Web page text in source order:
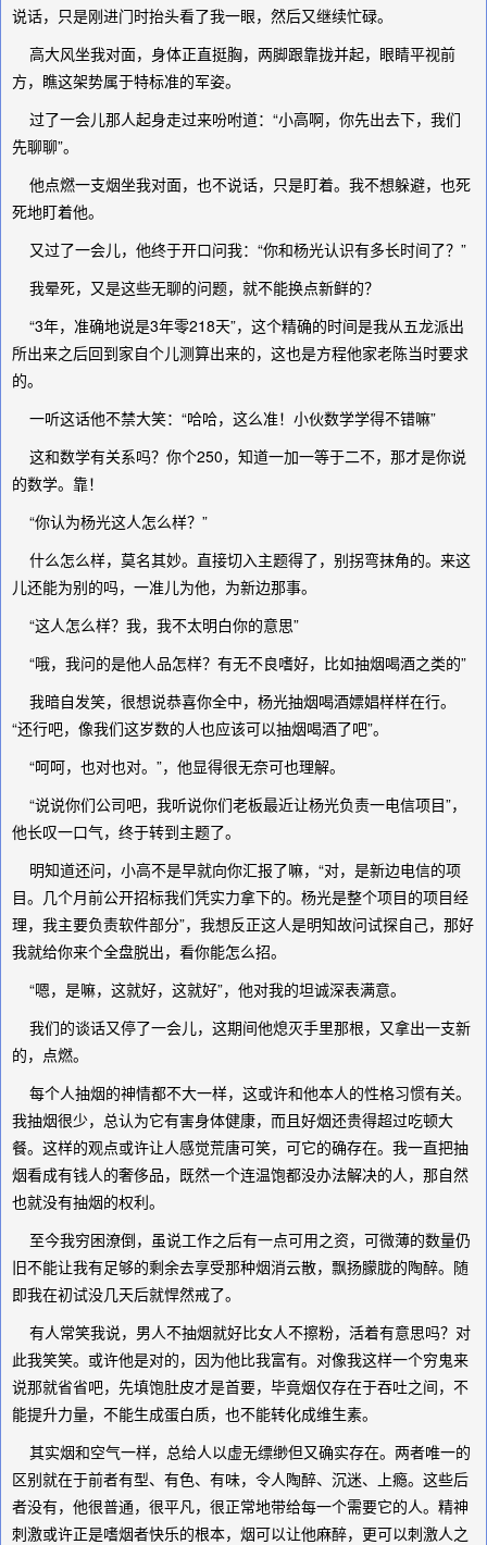
说话，只是刚进门时抬头看了我一眼，然后又继续忙碌。
高大风坐我对面，身体正直挺胸，两脚跟靠拢并起，眼睛平视前
方，瞧这架势属于特标准的军姿。
过了一会儿那人起身走过来吩咐道：“小高啊，你先出去下，我们
先聊聊”。
他点燃一支烟坐我对面，也不说话，只是盯着。我不想躲避，也死
死地盯着他。
又过了一会儿，他终于开口问我：“你和杨光认识有多长时间了？”
我晕死，又是这些无聊的问题，就不能换点新鲜的？
“3年，准确地说是3年零218天”，这个精确的时间是我从五龙派出
所出来之后回到家自个儿测算出来的，这也是方程他家老陈当时要求
的。
一听这话他不禁大笑：“哈哈，这么准！小伙数学学得不错嘛”
这和数学有关系吗？你个250，知道一加一等于二不，那才是你说
的数学。靠！
“你认为杨光这人怎么样？”
什么怎么样，莫名其妙。直接切入主题得了，别拐弯抹角的。来这
儿还能为别的吗，一准儿为他，为新边那事。
“这人怎么样？我，我不太明白你的意思”
“哦，我问的是他人品怎样？有无不良嗜好，比如抽烟喝酒之类的”
我暗自发笑，很想说恭喜你全中，杨光抽烟喝酒嫖娼样样在行。
“还行吧，像我们这岁数的人也应该可以抽烟喝酒了吧”。
“呵呵，也对也对。”，他显得很无奈可也理解。
“说说你们公司吧，我听说你们老板最近让杨光负责一电信项目”，
他长叹一口气，终于转到主题了。
明知道还问，小高不是早就向你汇报了嘛，“对，是新边电信的项
目。几个月前公开招标我们凭实力拿下的。杨光是整个项目的项目经
理，我主要负责软件部分”，我想反正这人是明知故问试探自己，那好
我就给你来个全盘脱出，看你能怎么招。
“嗯，是嘛，这就好，这就好”，他对我的坦诚深表满意。
我们的谈话又停了一会儿，这期间他熄灭手里那根，又拿出一支新
的，点燃。
每个人抽烟的神情都不大一样，这或许和他本人的性格习惯有关。
我抽烟很少，总认为它有害身体健康，而且好烟还贵得超过吃顿大
餐。这样的观点或许让人感觉荒唐可笑，可它的确存在。我一直把抽
烟看成有钱人的奢侈品，既然一个连温饱都没办法解决的人，那自然
也就没有抽烟的权利。
至今我穷困潦倒，虽说工作之后有一点可用之资，可微薄的数量仍
旧不能让我有足够的剩余去享受那种烟消云散，飘扬朦胧的陶醉。随
即我在初试没几天后就悍然戒了。
有人常笑我说，男人不抽烟就好比女人不擦粉，活着有意思吗？对
此我笑笑。或许他是对的，因为他比我富有。对像我这样一个穷鬼来
说那就省省吧，先填饱肚皮才是首要，毕竟烟仅存在于吞吐之间，不
能提升力量，不能生成蛋白质，也不能转化成维生素。
其实烟和空气一样，总给人以虚无缥缈但又确实存在。两者唯一的
区别就在于前者有型、有色、有味，令人陶醉、沉迷、上瘾。这些后
者没有，他很普通，很平凡，很正常地带给每一个需要它的人。精神
刺激或许正是嗜烟者快乐的根本，烟可以让他麻醉，更可以刺激人之